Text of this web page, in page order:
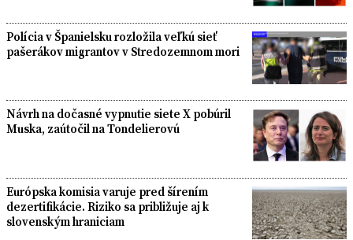
Polícia v Španielsku rozložila veľkú sieť
pašerákov migrantov v Stredozemnom mori
Návrh na dočasné vypnutie siete X pobúril
Muska, zaútočil na Tondelierovú
Európska komisia varuje pred šírením
dezertifikácie. Riziko sa približuje aj k
slovenským hraniciam